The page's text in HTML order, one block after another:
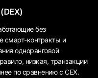
без
смарт-контракты и
одноранговой
низкая, транзакции
по сравнению с CEX.